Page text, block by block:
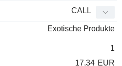
CALL
Exotische Produkte
1
17,34 EUR